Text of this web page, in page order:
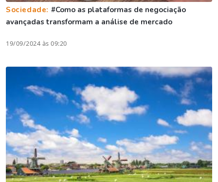
Sociedade: #Como as plataformas de negociação
avançadas transformam a análise de mercado
19/09/2024 às 09:20